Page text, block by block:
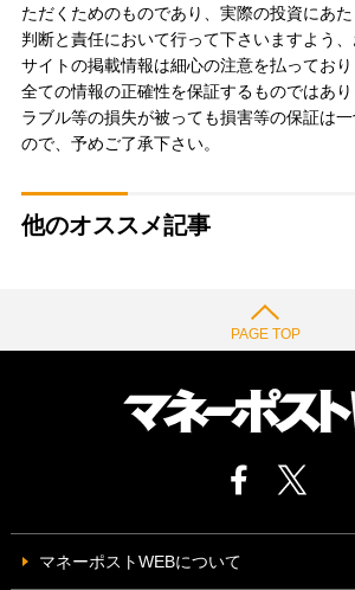
ただくためのものであり、実際の投資にあ
判断と責任において行って下さいますよう
サイトの掲載情報は細心の注意を払ってお
全ての情報の正確性を保証するものではあ
ラブル等の損失が被っても損害等の保証は
ので、予めご了承下さい。
他のオススメ記事
PAGE TOP
マネーポストWEBについて